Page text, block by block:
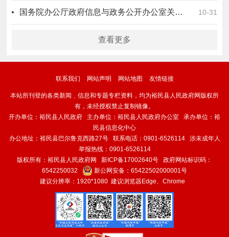
10-31
国务院办公厅政府信息与政务公开办公室关于政府信息公开年度报告有关项目填报问题的解释
查看更多
联系我们 网站声明 网站地图 友情链接
本站所刊登的各类新闻﹑信息和专题专栏资料，均为裕民县人民政府网版权所
有，未经授权禁止复制镜像。
开办单位：裕民县人民政府 主办单位：裕民县人民政府办公室 承办单位：裕
民县信息化中心
办公地址：裕民县巴尔鲁克西路27号 联系电话：0901-6526114 涉未成年人
举报热线：0901-6526114
版权所有：裕民县人民政府网 新ICP备17002640号 政府网站标识码：
6542250032
新公网安备： 65422502000001号
建议分辨率：1920*1080 建议浏览器Edge、Chrome